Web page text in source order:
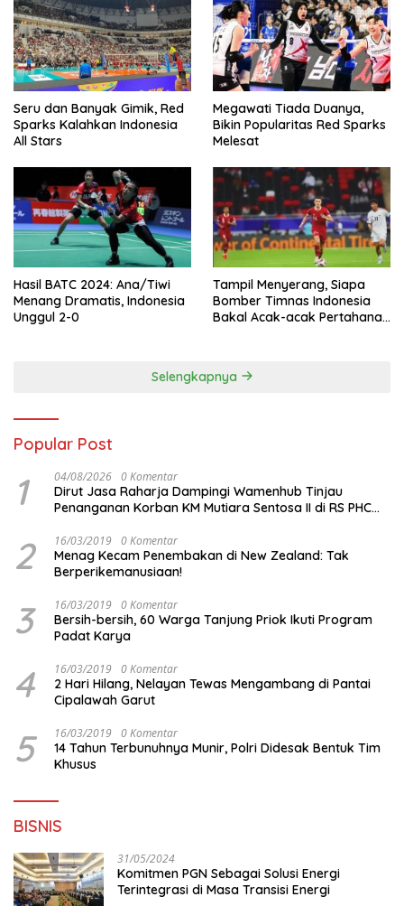
Seru dan Banyak Gimik, Red
Sparks Kalahkan Indonesia
All Stars
Megawati Tiada Duanya,
Bikin Popularitas Red Sparks
Melesat
Hasil BATC 2024: Ana/Tiwi
Menang Dramatis, Indonesia
Unggul 2-0
Tampil Menyerang, Siapa
Bomber Timnas Indonesia
Bakal Acak-acak Pertahanan
Selengkapnya
Popular Post
1 04/08/2026 0 Komentar
Dirut Jasa Raharja Dampingi Wamenhub Tinjau
Penanganan Korban KM Mutiara Sentosa II di RS PHC
2 16/03/2019 0 Komentar
Menag Kecam Penembakan di New Zealand: Tak
Berperikemanusiaan!
3 16/03/2019 0 Komentar
Bersih-bersih, 60 Warga Tanjung Priok Ikuti Program
Padat Karya
4 16/03/2019 0 Komentar
2 Hari Hilang, Nelayan Tewas Mengambang di Pantai
Cipalawah Garut
5 16/03/2019 0 Komentar
14 Tahun Terbunuhnya Munir, Polri Didesak Bentuk Tim
Khusus
BISNIS
31/05/2024
Komitmen PGN Sebagai Solusi Energi
Terintegrasi di Masa Transisi Energi